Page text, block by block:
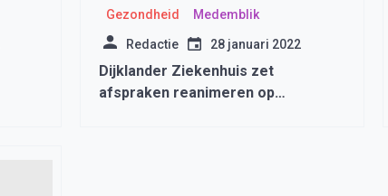
Gezondheid Medemblik
Redactie 28 januari 2022
Dijklander Ziekenhuis zet
afspraken reanimeren op